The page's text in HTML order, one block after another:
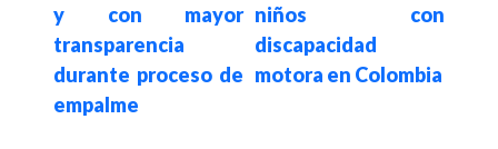
y con mayor
transparencia
durante proceso de
empalme
niños con
discapacidad
motora en Colombia